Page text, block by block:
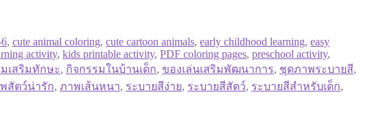
, cute animal coloring, cute cartoon animals, early childhood learning, easy
activity, kids printable activity, PDF coloring pages, preschool activity,
เสริมทักษะ, กิจกรรมในบ้านเด็ก, ของเล่นเสริมพัฒนาการ, ชุดภาพระบายสี,
สัตว์น่ารัก, ภาพเส้นหนา, ระบายสีง่าย, ระบายสีสัตว์, ระบายสีสำหรับเด็ก,